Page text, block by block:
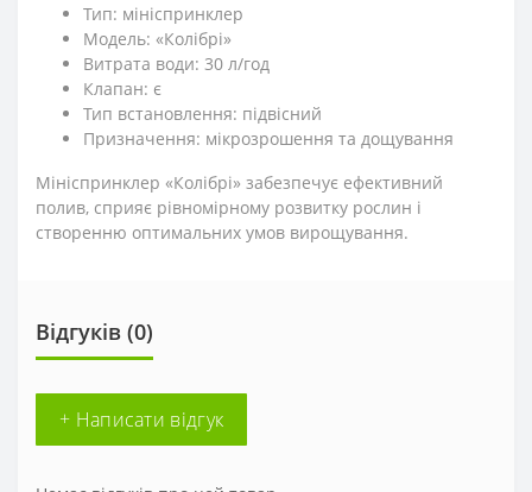
Тип: мініспринклер
Модель: «Колібрі»
Витрата води: 30 л/год
Клапан: є
Тип встановлення: підвісний
Призначення: мікрозрошення та дощування
Мініспринклер «Колібрі» забезпечує ефективний
полив, сприяє рівномірному розвитку рослин і
створенню оптимальних умов вирощування.
Відгуків (0)
+ Написати відгук